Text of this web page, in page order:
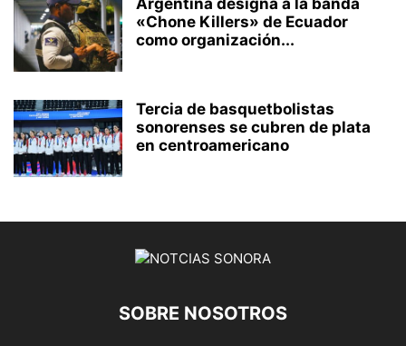
Argentina designa a la banda
«Chone Killers» de Ecuador
como organización...
Tercia de basquetbolistas
sonorenses se cubren de plata
en centroamericano
SOBRE NOSOTROS